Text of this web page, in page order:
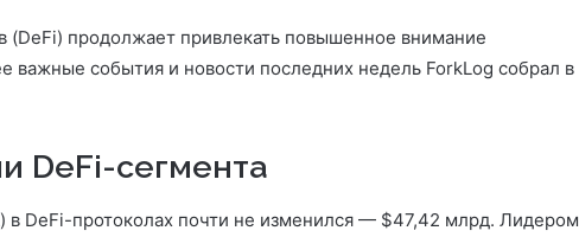
(DeFi) продолжает привлекать повышенное внимание
важные события и новости последних недель ForkLog собрал в
DeFi-сегмента
в DeFi-протоколах почти не изменился — $47,42 млрд. Лидером